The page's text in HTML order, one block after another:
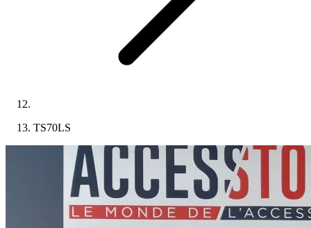
TS70LS